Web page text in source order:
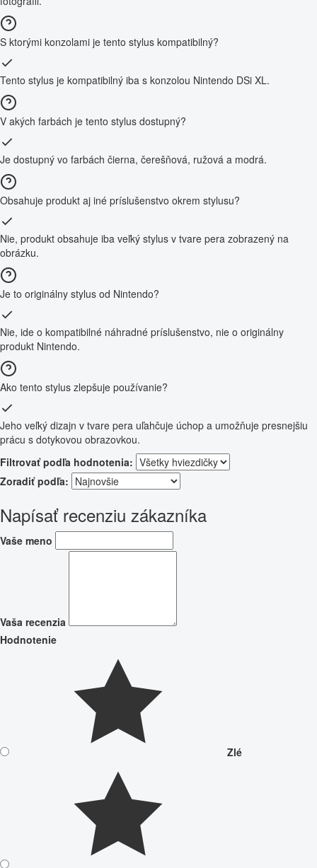
S ktorými konzolami je tento stylus kompatibilný?
Tento stylus je kompatibilný iba s konzolou Nintendo DSi XL.
V akých farbách je tento stylus dostupný?
Je dostupný vo farbách čierna, čerešňová, ružová a modrá.
Obsahuje produkt aj iné príslušenstvo okrem stylusu?
Nie, produkt obsahuje iba veľký stylus v tvare pera zobrazený na
obrázku.
Je to originálny stylus od Nintendo?
Nie, ide o kompatibilné náhradné príslušenstvo, nie o originálny
produkt Nintendo.
Ako tento stylus zlepšuje používanie?
Jeho veľký dizajn v tvare pera uľahčuje úchop a umožňuje presnejšiu
prácu s dotykovou obrazovkou.
Filtrovať podľa hodnotenia:
Zoradiť podľa:
Napísať recenziu zákazníka
Vaše meno
Vaša recenzia
Hodnotenie
Zlé